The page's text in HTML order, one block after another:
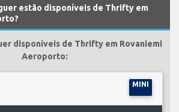
estão disponíveis de Thrifty em
disponíveis de Thrifty em Rovaniemi
Aeroporto:
MINI